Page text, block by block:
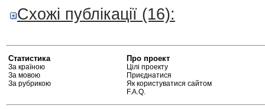
Схожі публікації (16):
Статистика
За країною
За мовою
За рубрикою
Про проект
Цілі проекту
Приєднатися
Як користуватися сайтом
F.A.Q.